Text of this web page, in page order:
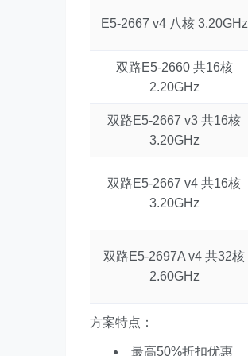
E5-2667 v4 八核 3.20GHz
双路E5-2660 共16核
2.20GHz
双路E5-2667 v3 共16核
3.20GHz
双路E5-2667 v4 共16核
3.20GHz
双路E5-2697A v4 共32核
2.60GHz
方案特点：
最高50%折扣优惠